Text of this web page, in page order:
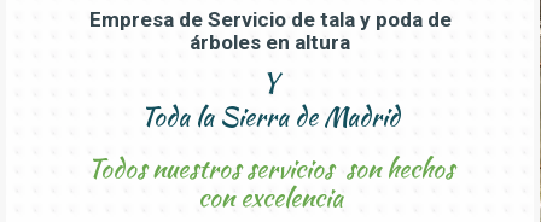
Empresa de Servicio de tala y poda de
árboles en altura
Y
Toda la Sierra de Madrid
Todos nuestros servicios son hechos
con excelencia